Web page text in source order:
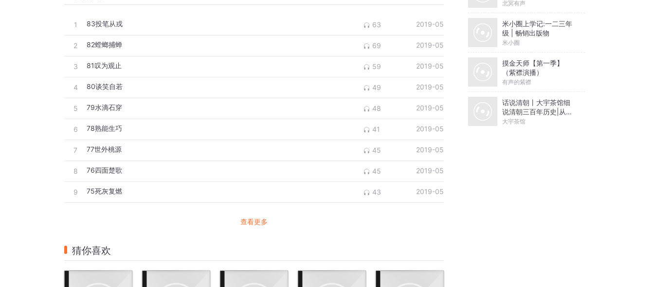
1 83投笔从戎 63 2019-05
2 82螳螂捕蝉 69 2019-05
3 81叹为观止 59 2019-05
4 80谈笑自若 49 2019-05
5 79水滴石穿 48 2019-05
6 78熟能生巧 41 2019-05
7 77世外桃源 45 2019-05
8 76四面楚歌 45 2019-05
9 75死灰复燃 43 2019-05
查看更多
猜你喜欢
北冥有声
米小圈上学记:一二三年
级 | 畅销出版物
米小圈
摸金天师【第一季】
（紫襟演播）
有声的紫襟
话说清朝丨大宇茶馆细
说清朝三百年历史|从努
尔哈赤到末代皇帝溥仪|
大宇茶馆